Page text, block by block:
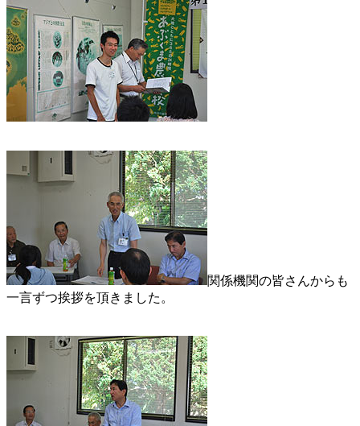
関係機関の皆さんからも
一言ずつ挨拶を頂きました。